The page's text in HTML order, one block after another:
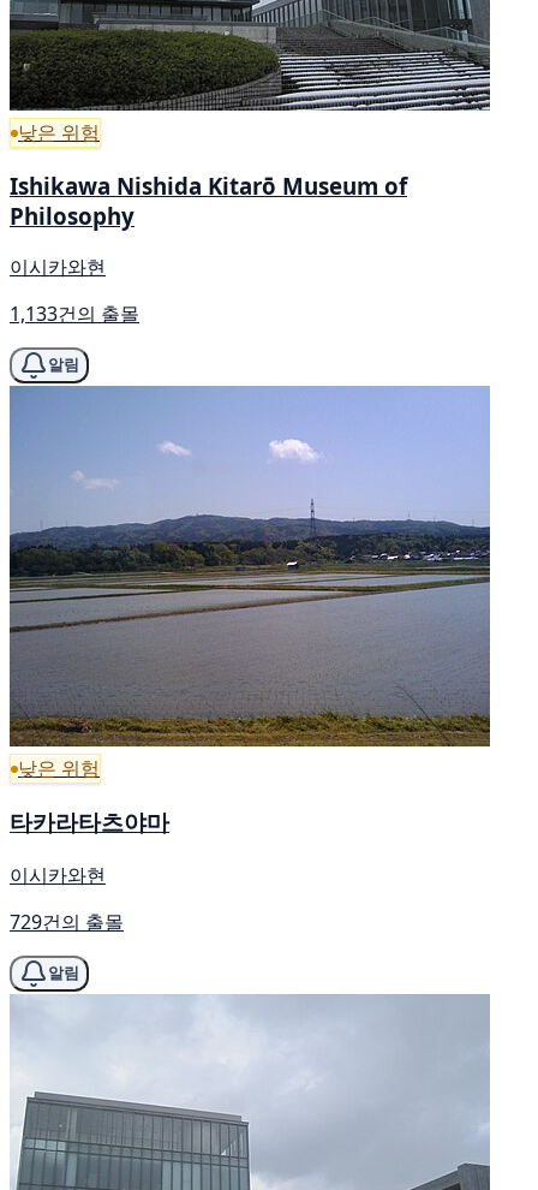
낮은 위험
Ishikawa Nishida Kitarō Museum of
Philosophy
이시카와현
1,133건의 출몰
알림
낮은 위험
타카라타츠야마
이시카와현
729건의 출몰
알림